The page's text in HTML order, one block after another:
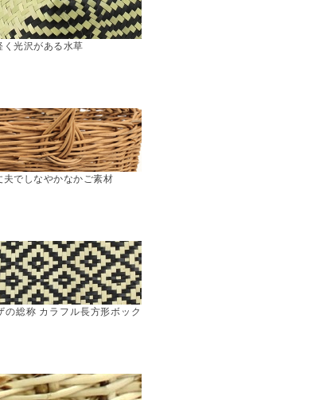
く光沢がある水草
夫でしなやかなかご素材
の総称 カラフル長方形ボック